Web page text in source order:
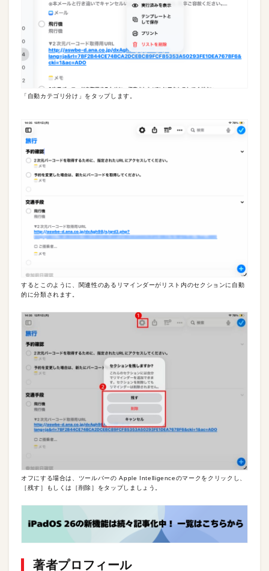
「自動カテゴリ分け」をタップします。
するとこのように、関連性のあるリマインダーがリスト内のセクションに自動
的に分類されます。
オフにする場合は、ツールバーの Apple Intelligenceのマークをクリックし、
［残す］もしくは［削除］をタップしましょう。
著者プロフィール